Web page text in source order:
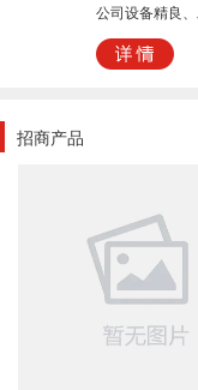
公司设备精良
注塑、产品深
师，能满足各
招商产品